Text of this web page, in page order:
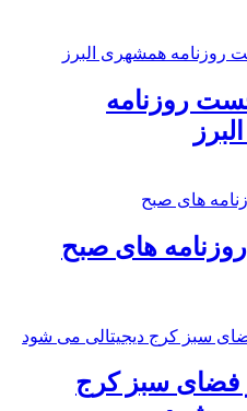
روزنامه‌
های صبح
فضای سبز کرج